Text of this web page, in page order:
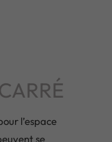
l’espace
se